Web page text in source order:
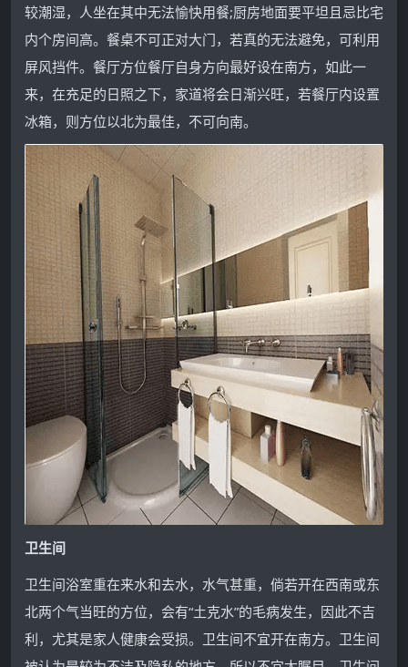
较潮湿，人坐在其中无法愉快用餐;厨房地面要平坦且忌比宅
内个房间高。餐桌不可正对大门，若真的无法避免，可利用
屏风挡件。餐厅方位餐厅自身方向最好设在南方，如此一
来，在充足的日照之下，家道将会日渐兴旺，若餐厅内设置
冰箱，则方位以北为最佳，不可向南。
卫生间
卫生间浴室重在来水和去水，水气甚重，倘若开在西南或东
北两个气当旺的方位，会有“土克水”的毛病发生，因此不吉
利，尤其是家人健康会受损。卫生间不宜开在南方。卫生间